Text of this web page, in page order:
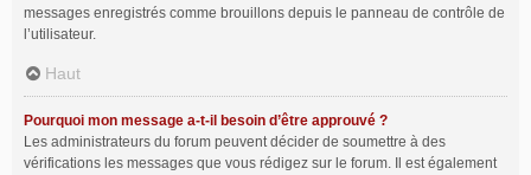
messages enregistrés comme brouillons depuis le panneau de contrôle de
l’utilisateur.
Haut
Pourquoi mon message a-t-il besoin d’être approuvé ?
Les administrateurs du forum peuvent décider de soumettre à des
vérifications les messages que vous rédigez sur le forum. Il est également